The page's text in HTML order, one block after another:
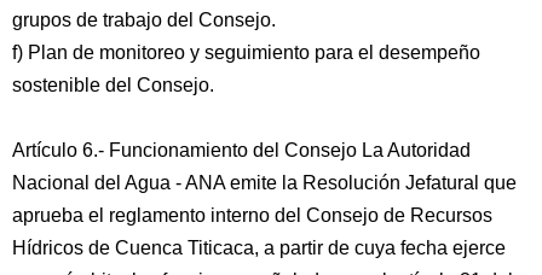
grupos de trabajo del Consejo.
f) Plan de monitoreo y seguimiento para el desempeño
sostenible del Consejo.
Artículo 6.- Funcionamiento del Consejo La Autoridad
Nacional del Agua - ANA emite la Resolución Jefatural que
aprueba el reglamento interno del Consejo de Recursos
Hídricos de Cuenca Titicaca, a partir de cuya fecha ejerce